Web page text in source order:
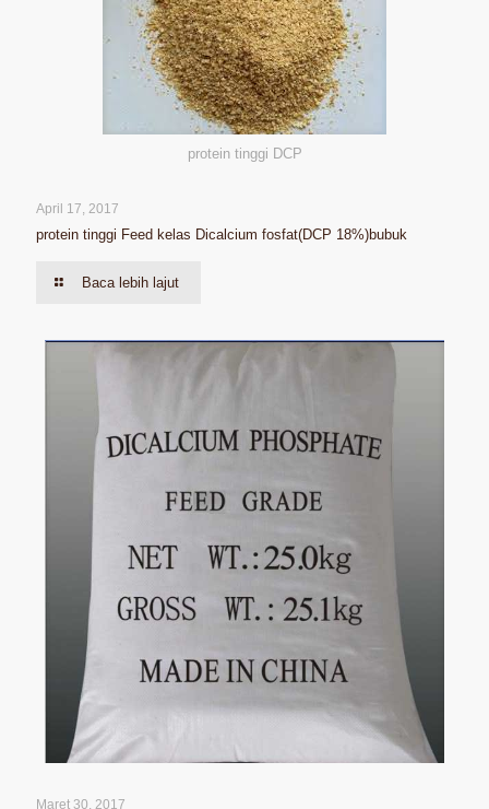
protein tinggi DCP
April 17, 2017
protein tinggi Feed kelas Dicalcium fosfat(DCP 18%)bubuk
Baca lebih lajut
Maret 30, 2017